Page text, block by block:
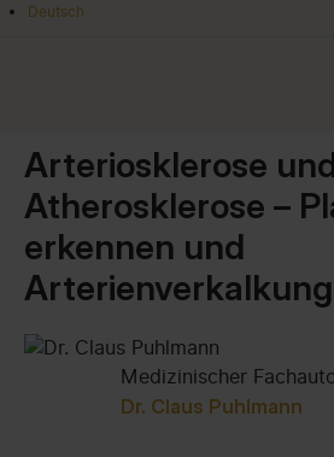
Deutsch
the
medical
experts
Arteriosklerose
Atherosklerose –
erkennen und
Medizinischer
Dr. Claus Puhlmann